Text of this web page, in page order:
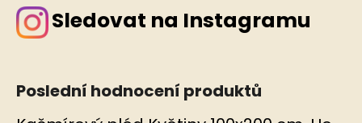
Sledovat na Instagramu
Poslední hodnocení produktů